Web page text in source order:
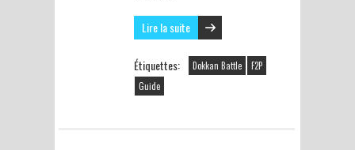
Lire la suite
Étiquettes: Dokkan Battle
F2P
Guide